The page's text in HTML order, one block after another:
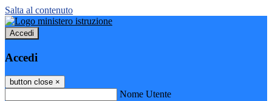
Salta al contenuto
Accedi
Accedi
button close ×
Nome Utente